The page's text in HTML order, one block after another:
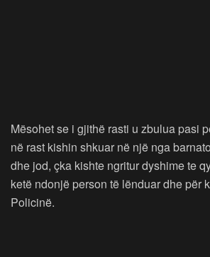
Mësohet se i gjithë rasti u zbulua pasi
në rast kishin shkuar në një nga
dhe jod, çka kishte ngritur dyshime te
ketë ndonjë person të lënduar dhe për
Policinë.